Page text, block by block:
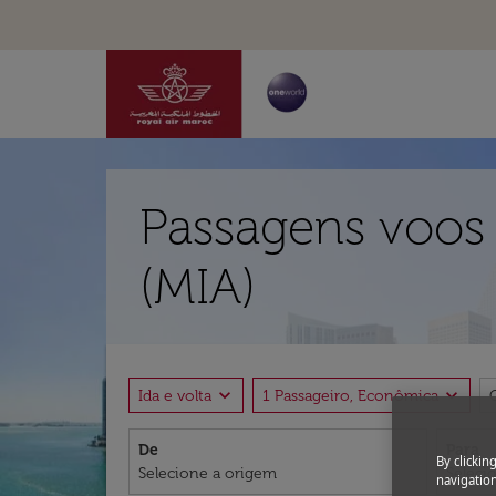
Passagens
(MIA)
Ida e volta expand_more 1 Passageiro, Econômicaexpand_more
De
By